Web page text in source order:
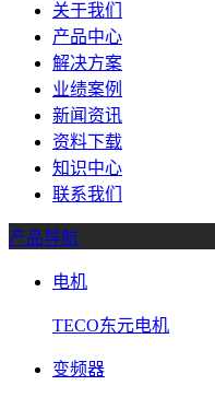
关于我们
产品中心
解决方案
业绩案例
新闻资讯
资料下载
知识中心
联系我们
产品导航
电机
TECO东元电机
变频器